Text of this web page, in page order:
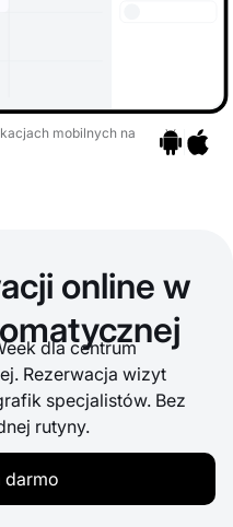
mobilnych na
online w
dla centrum
Rezerwacja wizyt
specjalistów. Bez
rutyny.
darmo